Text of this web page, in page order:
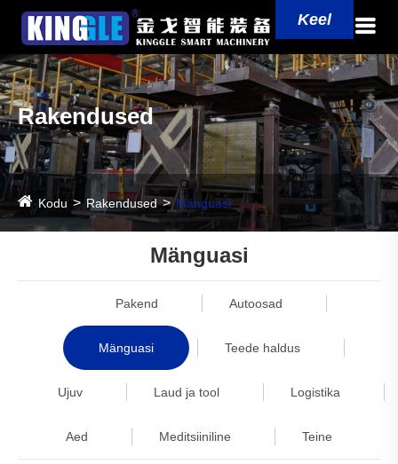
Keel
Rakendused
Kodu Rakendused Mänguasi
Mänguasi
Pakend Autoosad
Mänguasi Teede haldus
Ujuv Laud ja tool Logistika
Aed Meditsiiniline Teine